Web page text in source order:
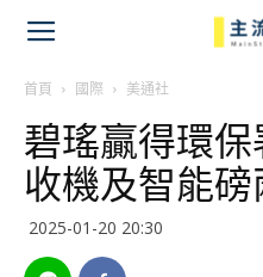
首頁 國際 美通社
碧瑤贏得環保
收機及智能磅
2025-01-20 20:30